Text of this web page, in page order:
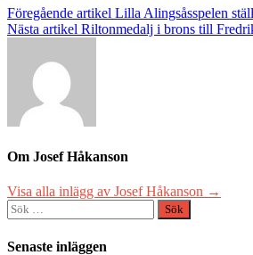
Inläggsnavigering
Föregående artikel Lilla Alingsåsspelen
Nästa artikel Riltonmedalj i brons till
Om Josef Håkanson
Visa alla inlägg av Josef Håkanson →
Sök
efter:
Senaste inläggen